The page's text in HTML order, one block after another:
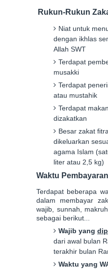
Rukun-Rukun
Niat untuk
dengan ikhlas
Allah SWT
Terdapat
musakki
Terdapat
atau mustahik
Terdapat
dizakatkan
Besar zakat
dikeluarkan
agama Islam
liter atau 2,5 kg)
Waktu
Terdapat beberapa
dalam membayar
wajib, sunnah,
sebagai berikut...
Wajib yang
dari awal bulan
terakhir bulan
Waktu yang